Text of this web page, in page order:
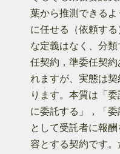
葉から推測できる
に任せる（依頼す
な定義はなく、分
任契約，準委任契
れますが、実態は
ります。本質は「
に委託する」，「
として受託者に報
容とする契約です